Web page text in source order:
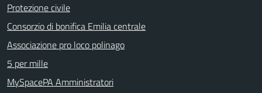
Protezione civile
Consorzio di bonifica Emilia centrale
Associazione pro loco polinago
5 per mille
MySpacePA Amministratori